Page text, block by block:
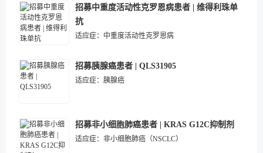
招募中重度活动性克罗恩病患者 | 维得利珠单
抗
适应症： 中重度活动性克罗恩病
招募胰腺癌患者 | QLS31905
适应症： 胰腺癌
招募非小细胞肺癌患者 | KRAS G12C抑制剂
适应症： 非小细胞肺癌（NSCLC）